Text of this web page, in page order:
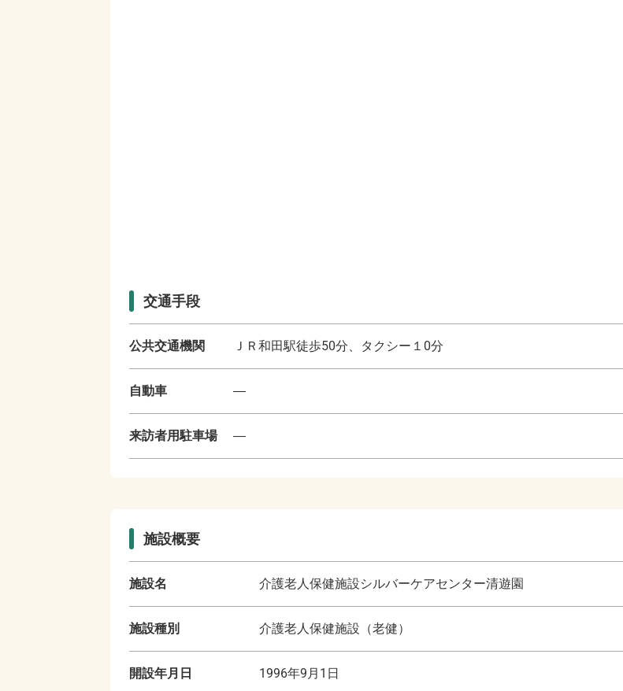
交通手段
公共交通機関 ＪＲ和田駅徒歩50分、タクシー１0分
自動車 ―
来訪者用駐車場 ―
施設概要
施設名 介護老人保健施設シルバーケアセンター清遊園
施設種別 介護老人保健施設（老健）
開設年月日 1996年9月1日